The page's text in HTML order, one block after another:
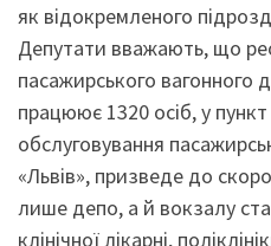
як відокремленого
Депутати вважають, що
пасажирського вагонного
працюює 1320 осіб, у пункт
обслуговування
«Львів», призведе до
лише депо, а й вокзалу
клінічної лікарні,